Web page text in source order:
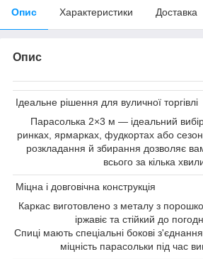
Опис Характеристики Доставка
Опис
Ідеальне рішення для вуличної торгівлі
Парасолька 2×3 м — ідеальний
ринках, ярмарках, фудкортах або
розкладання й збирання дозволяє
всього за кілька
Міцна і довговічна конструкція
Каркас виготовлено з металу з
іржавіє та стійкий до
Спиці мають спеціальні бокові
міцність парасольки під час